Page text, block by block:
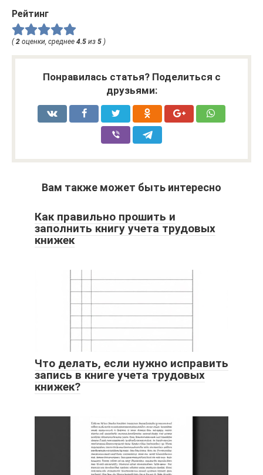
Рейтинг
( 2 оценки, среднее 4.5 из 5 )
Понравилась статья? Поделиться с
друзьями:
Вам также может быть интересно
Как правильно прошить и
заполнить книгу учета трудовых
книжек
Что делать, если нужно исправить
запись в книге учета трудовых
книжек?